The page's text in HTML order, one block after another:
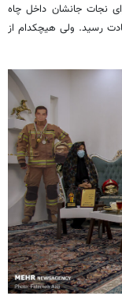
نجات جانشان داخل چاه
رسید. ولی هیچکدام از